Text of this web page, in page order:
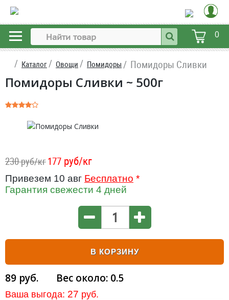
0
Каталог Овощи Помидоры Помидоры Сливки
Помидоры Сливки ~ 500г
230руб/кг177 руб/кг
Привезем 10 авг Бесплатно *
Гарантия свежести 4 дней
В КОРЗИНУ
89 руб. Вес около: 0.5
Ваша выгода: 27 руб.